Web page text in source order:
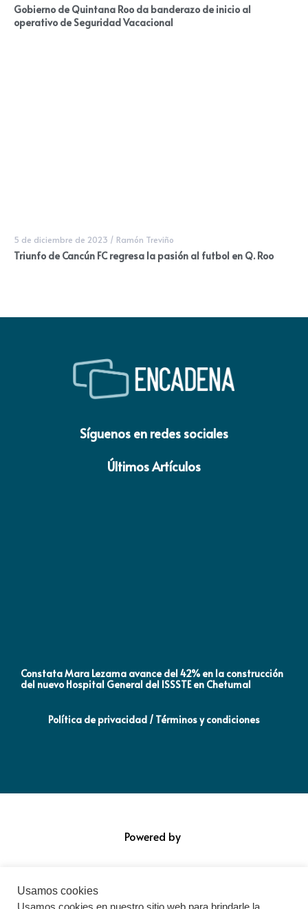
Gobierno de Quintana Roo da banderazo de inicio al
operativo de Seguridad Vacacional
5 de diciembre de 2023 / Ramón Treviño
Triunfo de Cancún FC regresa la pasión al futbol en Q. Roo
Síguenos en redes sociales
Últimos Artículos
Constata Mara Lezama avance del 42% en la construcción
del nuevo Hospital General del ISSSTE en Chetumal
Política de privacidad / Términos y condiciones
Powered by
Usamos cookies